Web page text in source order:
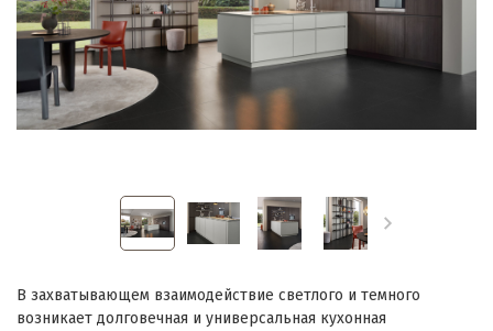
В захватывающем взаимодействие светлого и темного
возникает долговечная и универсальная кухонная